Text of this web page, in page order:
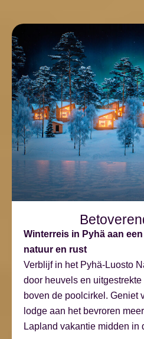
Winterreis in Pyhä aan
natuur en rust
Verblijf in het Pyhä-Luosto
door heuvels en
boven de poolcirkel. Geniet
lodge aan het bevroren
Lapland vakantie midden in